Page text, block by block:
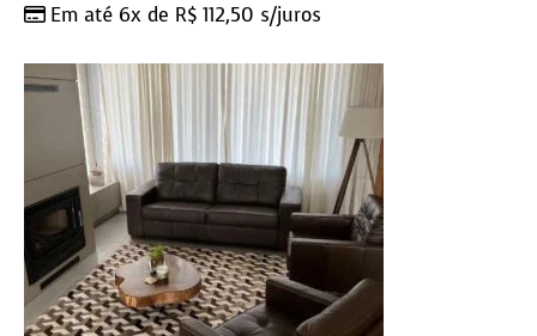
Em até 6x de R$ 112,50 s/juros